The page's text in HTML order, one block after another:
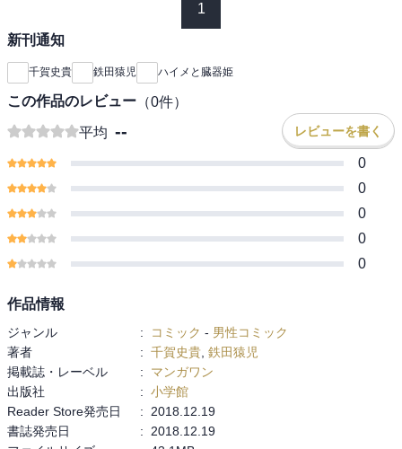
1
新刊通知
千賀史貴 鉄田猿児 ハイメと臓器姫
この作品のレビュー （0件）
平均 -- レビューを書く
0
0
0
0
0
作品情報
ジャンル : コミック - 男性コミック
著者
: 千賀史貴 鉄田猿児
掲載誌・レーベル
:
マンガワン
出版社
: 小学館
Reader Store発売日
:
2018.12.19
書誌発売日
:
2018.12.19